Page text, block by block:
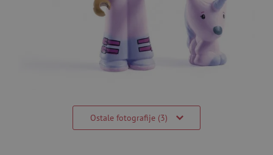
Ostale fotografije (3)